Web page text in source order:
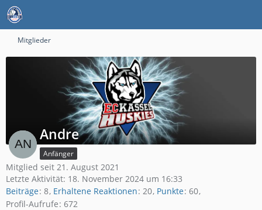
Mitglieder
Andre
Anfänger
Mitglied seit 21. August 2021
Letzte Aktivität: 18. November 2024 um 16:33
Beiträge 8 Erhaltene Reaktionen 20 Punkte 60
Profil-Aufrufe 672